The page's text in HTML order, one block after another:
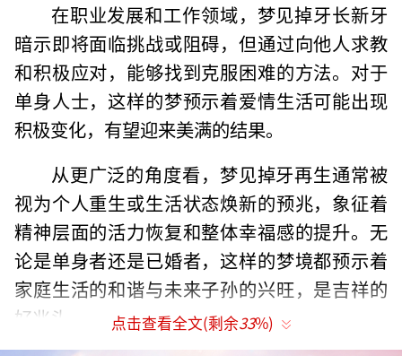
在职业发展和工作领域，梦见掉牙长新牙
暗示即将面临挑战或阻碍，但通过向他人求教
和积极应对，能够找到克服困难的方法。对于
单身人士，这样的梦预示着爱情生活可能出现
积极变化，有望迎来美满的结果。
从更广泛的角度看，梦见掉牙再生通常被
视为个人重生或生活状态焕新的预兆，象征着
精神层面的活力恢复和整体幸福感的提升。无
论是单身者还是已婚者，这样的梦境都预示着
家庭生活的和谐与未来子孙的兴旺，是吉祥的
好兆头。
点击查看全文(剩余33%)